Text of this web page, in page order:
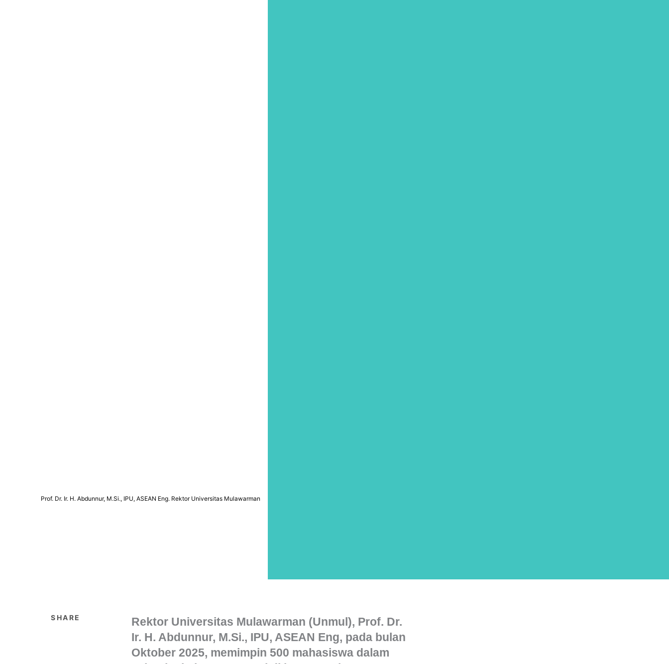
Prof. Dr. Ir. H. Abdunnur, M.Si., IPU, ASEAN Eng. Rektor Universitas Mulawarman
SHARE
Rektor Universitas Mulawarman (Unmul), Prof. Dr.
Ir. H. Abdunnur, M.Si., IPU, ASEAN Eng, pada bulan
Oktober 2025, memimpin 500 mahasiswa dalam